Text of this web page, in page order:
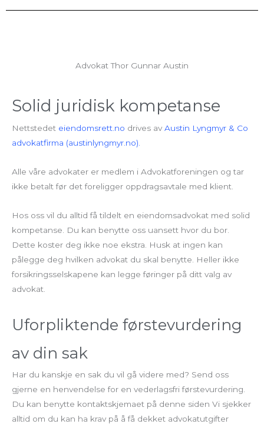
Advokat Thor Gunnar Austin
Solid juridisk kompetanse
Nettstedet eiendomsrett.no drives av Austin Lyngmyr & Co
advokatfirma (austinlyngmyr.no).
Alle våre advokater er medlem i Advokatforeningen og tar
ikke betalt før det foreligger oppdragsavtale med klient.
Hos oss vil du alltid få tildelt en eiendomsadvokat med solid
kompetanse. Du kan benytte oss uansett hvor du bor.
Dette koster deg ikke noe ekstra. Husk at ingen kan
pålegge deg hvilken advokat du skal benytte. Heller ikke
forsikringsselskapene kan legge føringer på ditt valg av
advokat.
Uforpliktende førstevurdering
av din sak
Har du kanskje en sak du vil gå videre med? Send oss
gjerne en henvendelse for en vederlagsfri førstevurdering.
Du kan benytte kontaktskjemaet på denne siden Vi sjekker
alltid om du kan ha krav på å få dekket advokatutgifter